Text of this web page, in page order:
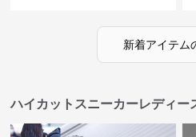
新着アイテム
ハイカットスニーカーレディー